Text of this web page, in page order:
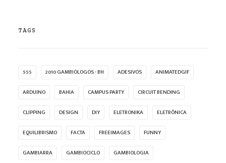
TAGS
555 2010 GAMBIÓLOGOS - BH ADESIVOS ANIMATEDGIF
ARDUINO BAHIA CAMPUS PARTY CIRCUIT BENDING
CLIPPING DESIGN DIY ELETRONIKA ELETRÔNICA
EQUILIBRISMO FACTA FREEIMAGES FUNNY
GAMBIARRA GAMBIOCICLO GAMBIOLOGIA